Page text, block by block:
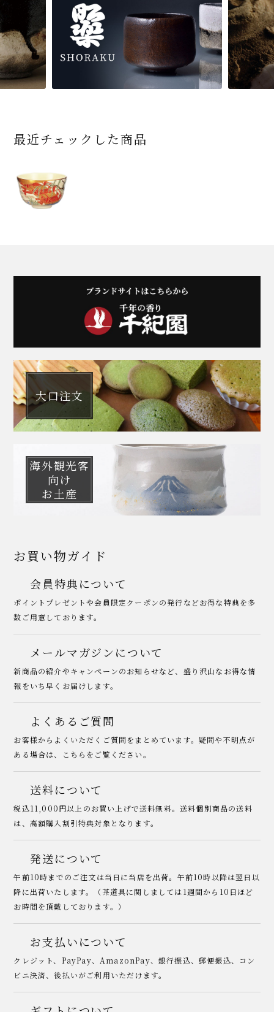
最近チェックした商品
大口注文
海外観光客
向け
お土産
お買い物ガイド
会員特典について
ポイントプレゼントや会員限定クーポンの発行などお得な特典を多
数ご用意しております。
メールマガジンについて
新商品の紹介やキャンペーンのお知らせなど、盛り沢山なお得な情
報をいち早くお届けします。
よくあるご質問
お客様からよくいただくご質問をまとめています。疑問や不明点が
ある場合は、こちらをご覧ください。
送料について
税込11,000円以上のお買い上げで送料無料。送料個別商品の送料
は、高額購入割引特典対象となります。
発送について
午前10時までのご注文は当日に当店を出荷。午前10時以降は翌日以
降に出荷いたします。（茶道具に関しましては1週間から10日ほど
お時間を頂戴しております。）
お支払いについて
クレジット、PayPay、AmazonPay、銀行振込、郵便振込、コン
ビニ決済、後払いがご利用いただけます。